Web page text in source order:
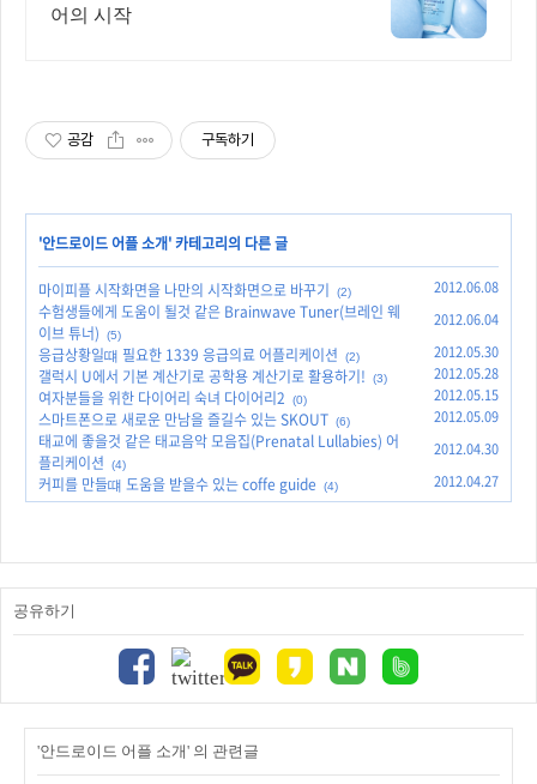
어의 시작
공감 구독하기
'안드로이드 어플 소개' 카테고리의 다른 글
마이피플 시작화면을 나만의 시작화면으로 바꾸기 (2) 2012.06.08
수험생들에게 도움이 될것 같은 Brainwave Tuner(브레인 웨
이브 튜너)
(5)
2012.06.04
응급상황일떄 필요한 1339 응급의료 어플리케이션 (2) 2012.05.30
갤럭시 U에서 기본 계산기로 공학용 계산기로 활용하기! (3) 2012.05.28
여자분들을 위한 다이어리 숙녀 다이어리2 (0) 2012.05.15
스마트폰으로 새로운 만남을 즐길수 있는 SKOUT (6) 2012.05.09
태교에 좋을것 같은 태교음악 모음집(Prenatal Lullabies) 어
플리케이션
(4)
2012.04.30
커피를 만들떄 도움을 받을수 있는 coffe guide (4) 2012.04.27
공유하기
'안드로이드 어플 소개' 의 관련글